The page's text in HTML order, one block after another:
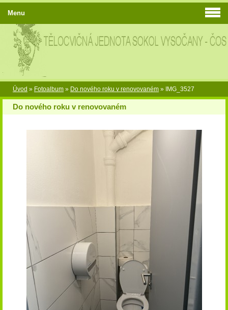
Úvod » Fotoalbum » Do nového roku v renovovaném » IMG_3527
Do nového roku v renovovaném
Menu